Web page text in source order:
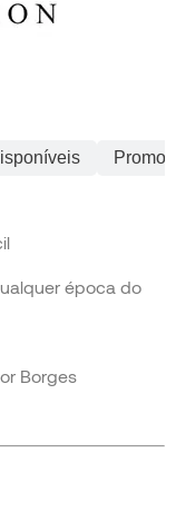
época do
Borges